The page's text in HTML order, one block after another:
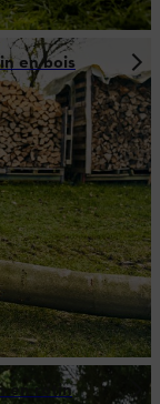
en bois
en rotin